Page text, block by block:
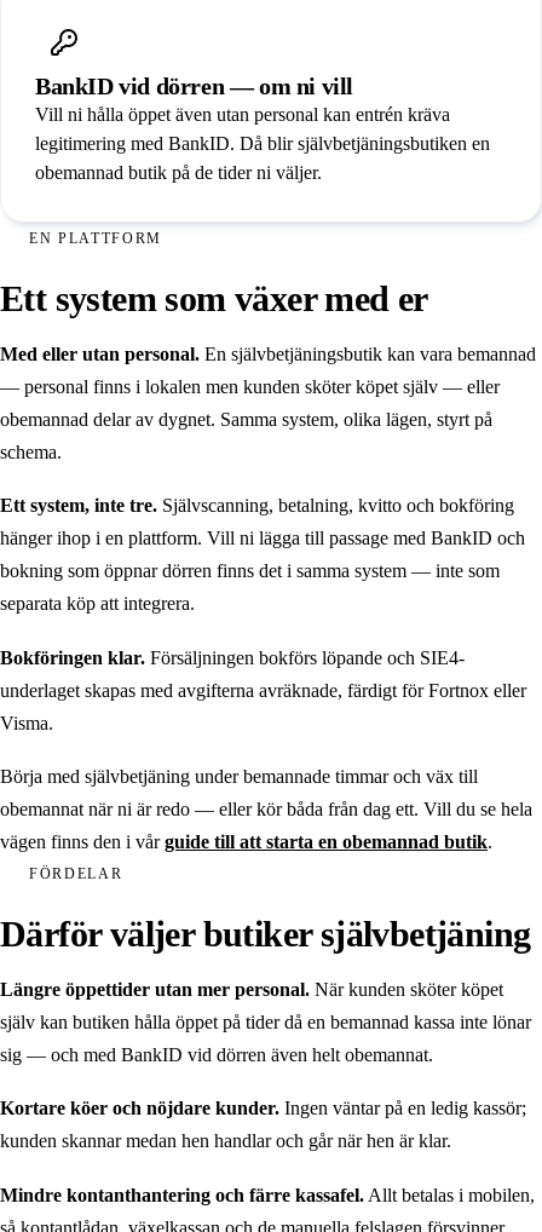
BankID vid dörren — om ni vill
Vill ni hålla öppet även utan personal kan entrén kräva
legitimering med BankID. Då blir självbetjäningsbutiken en
obemannad butik på de tider ni väljer.
EN PLATTFORM
Ett system som växer med er
Med eller utan personal. En självbetjäningsbutik kan vara bemannad
— personal finns i lokalen men kunden sköter köpet själv — eller
obemannad delar av dygnet. Samma system, olika lägen, styrt på
schema.
Ett system, inte tre. Självscanning, betalning, kvitto och bokföring
hänger ihop i en plattform. Vill ni lägga till passage med BankID och
bokning som öppnar dörren finns det i samma system — inte som
separata köp att integrera.
Bokföringen klar. Försäljningen bokförs löpande och SIE4-
underlaget skapas med avgifterna avräknade, färdigt för Fortnox eller
Visma.
Börja med självbetjäning under bemannade timmar och väx till
obemannat när ni är redo — eller kör båda från dag ett. Vill du se hela
vägen finns den i vårguide till att starta en obemannad butik.
FÖRDELAR
Därför väljer butiker självbetjäning
Längre öppettider utan mer personal. När kunden sköter köpet
själv kan butiken hålla öppet på tider då en bemannad kassa inte lönar
sig — och med BankID vid dörren även helt obemannat.
Kortare köer och nöjdare kunder. Ingen väntar på en ledig kassör;
kunden skannar medan hen handlar och går när hen är klar.
Mindre kontanthantering och färre kassafel. Allt betalas i mobilen,
så kontantlådan, växelkassan och de manuella felslagen försvinner.